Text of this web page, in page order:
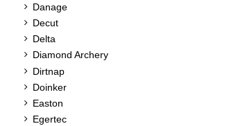
Danage
Decut
Delta
Diamond Archery
Dirtnap
Doinker
Easton
Egertec